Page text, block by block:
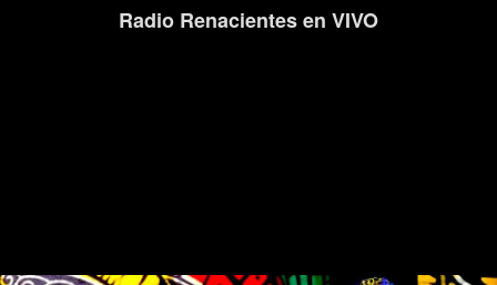
Radio Renacientes en VIVO